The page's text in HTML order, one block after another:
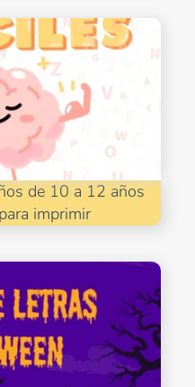
de 10 a 12 años
imprimir